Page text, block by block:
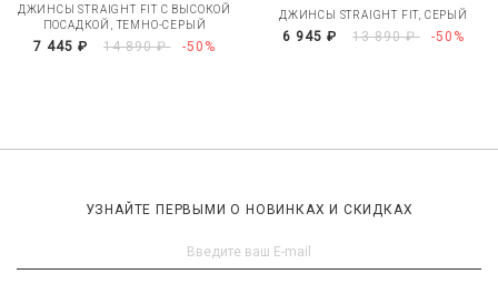
ДЖИНСЫ STRAIGHT FIT С ВЫСОКОЙ
ПОСАДКОЙ, ТЕМНО-СЕРЫЙ
7 445 ₽ 14 890 ₽ -50%
ДЖИНСЫ STRAIGHT FIT, СЕРЫЙ
6 945 ₽ 13 890 ₽ -50%
УЗНАЙТЕ ПЕРВЫМИ О НОВИНКАХ И СКИДКАХ